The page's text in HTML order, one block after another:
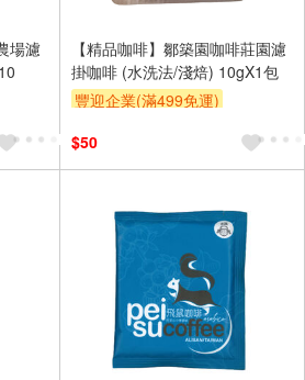
場濾
【精品咖啡】鄒築園咖啡莊園濾
掛咖啡 (水洗法/淺焙) 10gX1包
豐迎企業(滿499免運)
$50